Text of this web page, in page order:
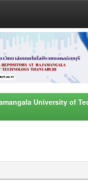
University of